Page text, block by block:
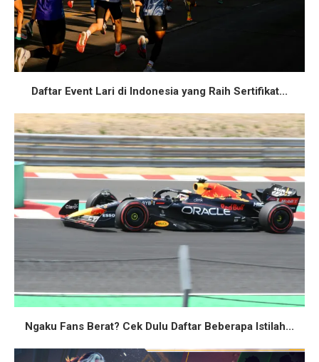
Daftar Event Lari di Indonesia yang Raih Sertifikat...
Ngaku Fans Berat? Cek Dulu Daftar Beberapa Istilah...